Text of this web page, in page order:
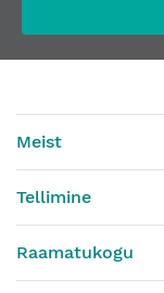
Meist
Tellimine
Raamatukogu